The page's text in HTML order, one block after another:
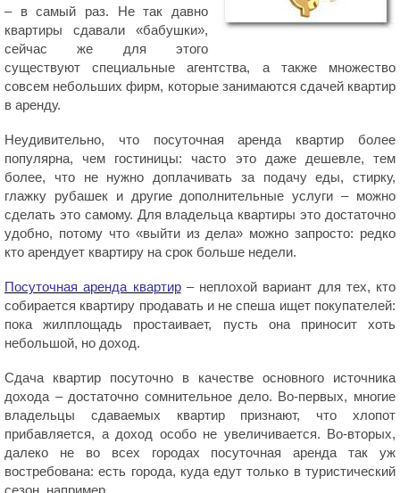
– в самый раз. Не так давно
квартиры сдавали «бабушки»,
сейчас же для этого
существуют специальные агентства, а также множество
совсем небольших фирм, которые занимаются сдачей квартир
в аренду.
Неудивительно, что посуточная аренда квартир более
популярна, чем гостиницы: часто это даже дешевле, тем
более, что не нужно доплачивать за подачу еды, стирку,
глажку рубашек и другие дополнительные услуги – можно
сделать это самому. Для владельца квартиры это достаточно
удобно, потому что «выйти из дела» можно запросто: редко
кто арендует квартиру на срок больше недели.
Посуточная аренда квартир– неплохой вариант для тех, кто
собирается квартиру продавать и не спеша ищет покупателей:
пока жилплощадь простаивает, пусть она приносит хоть
небольшой, но доход.
Сдача квартир посуточно в качестве основного источника
дохода – достаточно сомнительное дело. Во-первых, многие
владельцы сдаваемых квартир признают, что хлопот
прибавляется, а доход особо не увеличивается. Во-вторых,
далеко не во всех городах посуточная аренда так уж
востребована: есть города, куда едут только в туристический
сезон, например.